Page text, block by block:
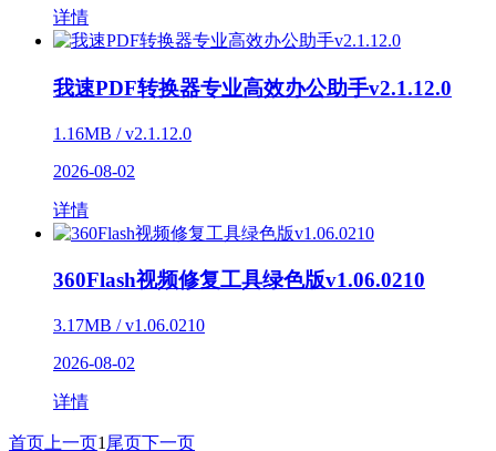
详情
我速PDF转换器专业高效办公助手v2.1.12.0
1.16MB / v2.1.12.0
2026-08-02
详情
360Flash视频修复工具绿色版v1.06.0210
3.17MB / v1.06.0210
2026-08-02
详情
首页 上一页1 尾页下一页